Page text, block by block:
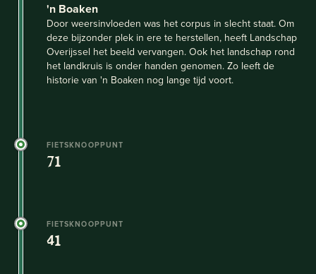
'n Boaken
Door weersinvloeden was het corpus in slecht staat. Om
deze bijzonder plek in ere te herstellen, heeft Landschap
Overijssel het beeld vervangen. Ook het landschap rond
het landkruis is onder handen genomen. Zo leeft de
historie van 'n Boaken nog lange tijd voort.
FIETSKNOOPPUNT
71
FIETSKNOOPPUNT
41